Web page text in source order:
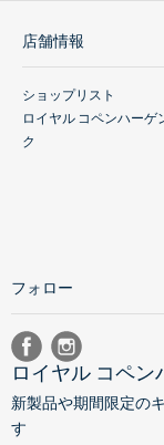
店舗情報
ショップリスト
ロイヤル コペンハーゲ
ク
フォロー
ロイヤル コペン
新製品や期間限定の
す